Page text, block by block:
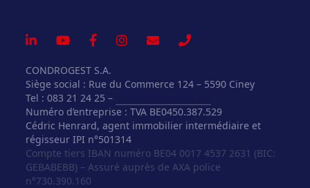
CONDROGEST S.A.
Siège social : Rue du Commerce 124 – 5590 Ciney
Tel : 083 21 24 25 –
Numéro d’entreprise : TVA BE0450.387.529
Cédric Henrard, agent immobilier intermédiaire et
régisseur IPI n°501314
Compte tiers IBAN numéro BE04 0017 4537 2631 (BIC:
GEBABEBB) – Assuré auprès de AXA police
n°730.390.160